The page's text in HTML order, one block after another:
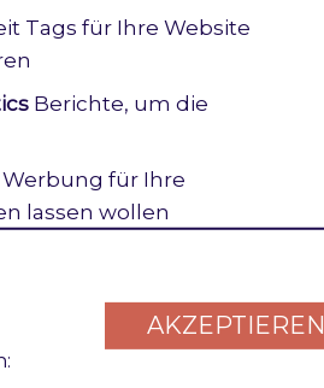
Tags für Ihre Website
Berichte, um die
für Ihre
lassen wollen
AKZEPTIEREN